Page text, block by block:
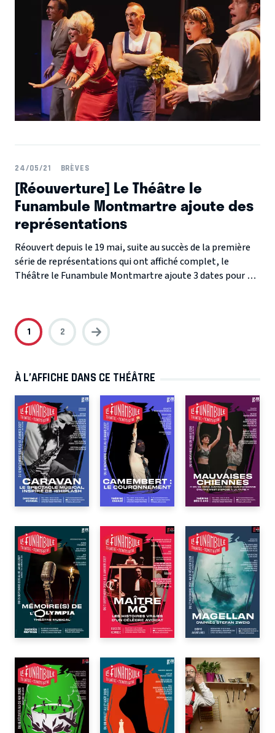
création de la compagnie Comiqu’opéra, nous assistons au
documentaire (théâtral) qui célèbre la 5000 ème
représentation d’une petite troupe d’opérette. Des
présentateurs à lunettes rouge nous guident à travers les
moments phares qui ont marqué le parcours de ce
spectacle à succès au fil des époques.
24/05/21 BRÈVES
[Réouverture] Le Théâtre le
Funambule Montmartre ajoute des
représentations
Réouvert depuis le 19 mai, suite au succès de la première
série de représentations qui ont affiché complet, le
Théâtre le Funambule Montmartre ajoute 3 dates pour sa
1 2
À L’AFFICHE DANS CE THÉÂTRE